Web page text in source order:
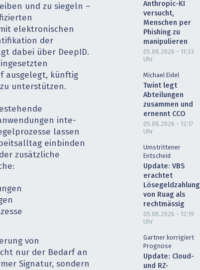
und zu siegeln –
elektronischen
der
dabei über DeepID.
ausgelegt, künftig
unterstützen.
inte­
lassen
einbinden
zusätzliche
von
nur der Bedarf an
Signatur, sondern
Anthropic-KI
versucht,
Menschen per
Phishing zu
manipulieren
05.08.2026 - 11:33
Uhr
Michael Eidel
Twint legt
Abteilungen
zusammen und
ernennt CCO
05.08.2026 - 12:17
Uhr
Umstrittener
Entscheid
Update: VBS
erachtet
Lösegeldzahlung
von Ruag als
rechtmässig
05.08.2026 - 12:19
Uhr
Gartner korrigiert
Prognose
Update: Cloud-
und RZ-